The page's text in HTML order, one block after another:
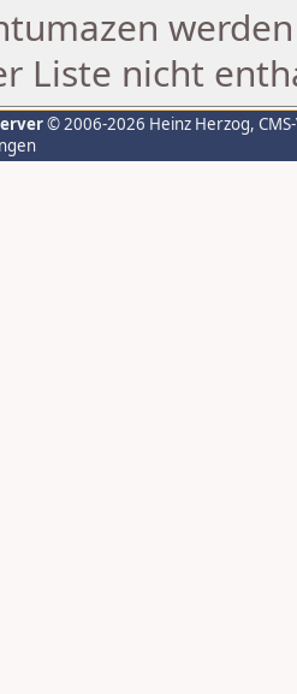
Liste nicht
© 2006-2026 Heinz Herzog,